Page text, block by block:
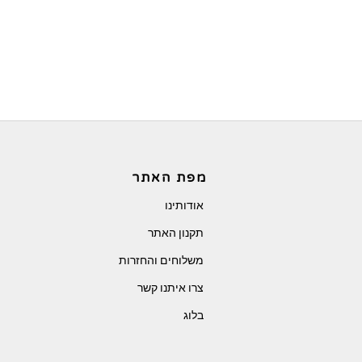
מפת האתר
אודותינו
תקנון האתר
משלוחים והחזרות
צרו איתנו קשר
בלוג